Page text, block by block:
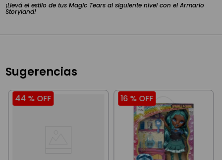
¡Llevá el estilo de tus Magic Tears al siguiente nivel con el Armario
Storyland!
Sugerencias
44 % OFF 16 % OFF